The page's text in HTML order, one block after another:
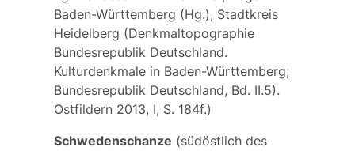
Baden-Württemberg (Hg.), Stadtkreis
Heidelberg (Denkmaltopographie
Bundesrepublik Deutschland.
Kulturdenkmale in Baden-Württemberg;
Bundesrepublik Deutschland, Bd. II.5).
Ostfildern 2013, I, S. 184f.)
Schwedenschanze (südöstlich des